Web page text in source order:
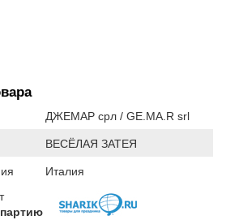
ДЖЕМАР срл / GE.MA.R srl
ВЕСЁЛАЯ ЗАТЕЯ
Италия